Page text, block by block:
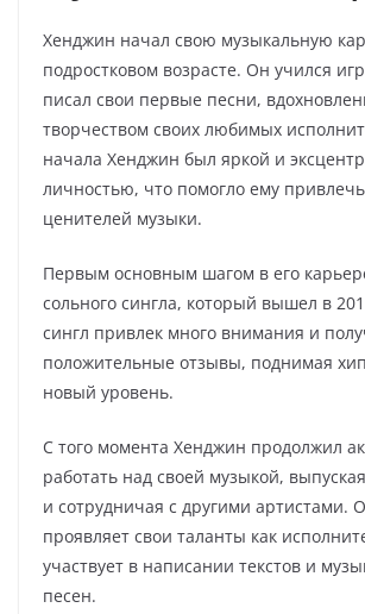
Хенджин начал свою музыкальную
подростковом возрасте. Он учился
писал свои первые песни,
творчеством своих любимых
начала Хенджин был яркой и
личностью, что помогло ему
ценителей музыки.
Первым основным шагом в его
сольного сингла, который вышел в
сингл привлек много внимания и
положительные отзывы, поднимая
новый уровень.
С того момента Хенджин продолжил
работать над своей музыкой,
и сотрудничая с другими артистами.
проявляет свои таланты как
участвует в написании текстов и
песен.